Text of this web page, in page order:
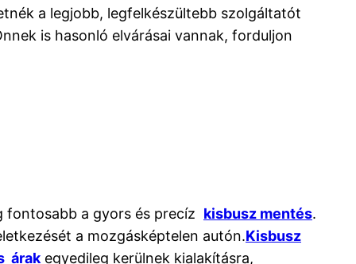
a legjobb, legfelkészültebb szolgáltatót
is hasonló elvárásai vannak, forduljon
fontosabb a gyors és precíz kisbusz mentés.
a mozgásképtelen autón.Kisbusz
árak egyedileg kerülnek kialakításra,